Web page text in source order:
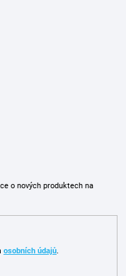
o nových produktech na
osobních údajů.